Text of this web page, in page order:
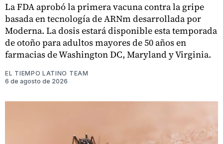
La FDA aprobó la primera vacuna contra la gripe
basada en tecnología de ARNm desarrollada por
Moderna. La dosis estará disponible esta temporada
de otoño para adultos mayores de 50 años en
farmacias de Washington DC, Maryland y Virginia.
EL TIEMPO LATINO TEAM
6 de agosto de 2026